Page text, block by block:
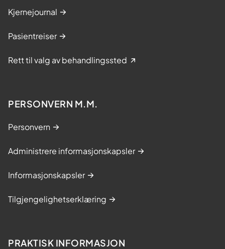
Kjernejournal
Pasientreiser
Rett til valg av behandlingssted
PERSONVERN M.M.
Personvern
Administrere informasjonskapsler
Informasjonskapsler
Tilgjengelighetserklæring
PRAKTISK INFORMASJON